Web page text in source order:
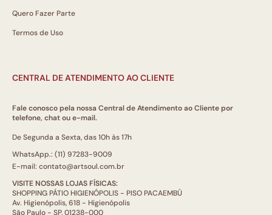
Quero Fazer Parte
Termos de Uso
CENTRAL DE ATENDIMENTO AO CLIENTE
Fale conosco pela nossa Central de Atendimento ao Cliente por
telefone, chat ou e-mail.
De Segunda a Sexta, das 10h às 17h
WhatsApp.: (11) 97283-9009
E-mail: contato@artsoul.com.br
VISITE NOSSAS LOJAS FÍSICAS:
SHOPPING PÁTIO HIGIENÓPOLIS - PISO PACAEMBÚ
Av. Higienópolis, 618 - Higienópolis
São Paulo - SP, 01238-000